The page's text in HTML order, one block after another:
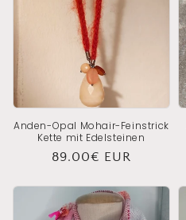
r
i
e
:Anden-Opal Mohair-Feinstrick
Kette mit Edelsteinen
Normaler
89.00€ EUR